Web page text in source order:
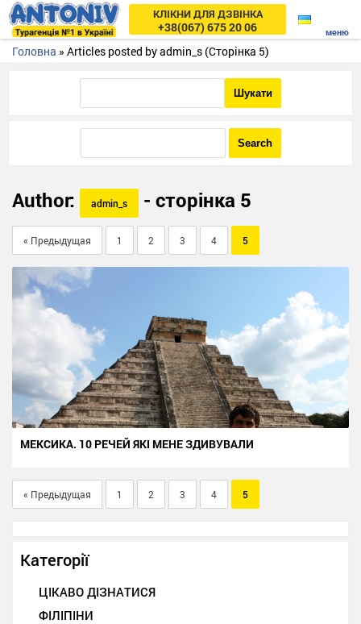
КЛІКНИ ДЛЯ ДЗВІНКА
+38(067) 675 20 06
Головна » Articles posted by admin_s (Сторінка 5)
Author: admin_s - cторінка 5
« Предыдущая 1 2 3 4 5
МЕКСИКА. 10 РЕЧЕЙ ЯКІ МЕНЕ ЗДИВУВАЛИ
« Предыдущая 1 2 3 4 5
Категорії
ЦІКАВО ДІЗНАТИСЯ
ФІЛІПІНИ